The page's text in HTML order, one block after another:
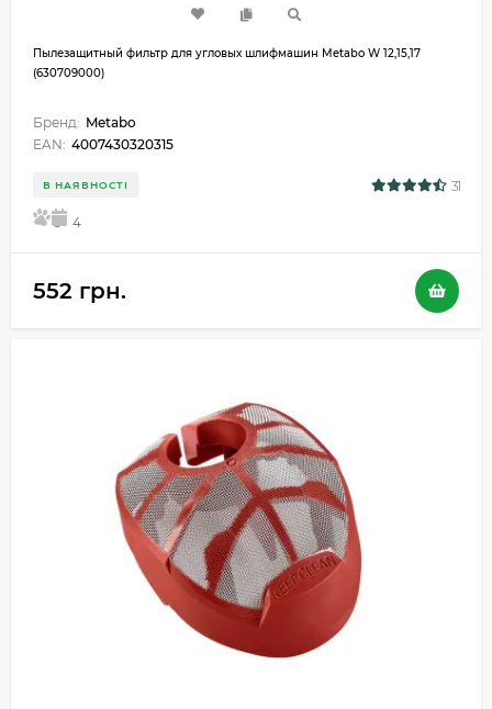
Пылезащитный фильтр для угловых шлифмашин Metabo W 12,15,17
(630709000)
Бренд: Metabo
EAN: 4007430320315
В НАЯВНОСТІ 31
5 4
552 грн.